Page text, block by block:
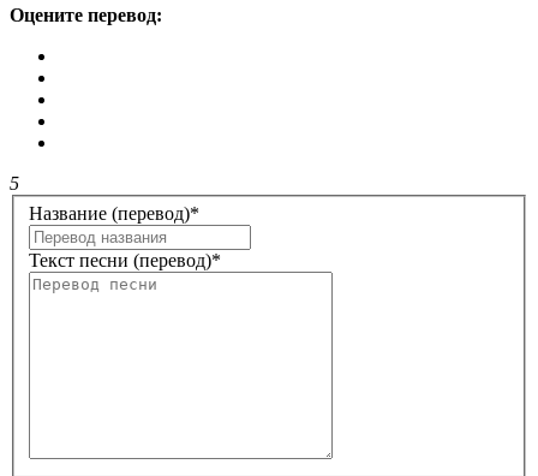
Оцените перевод:
5
Название (перевод)*
Текст песни (перевод)*